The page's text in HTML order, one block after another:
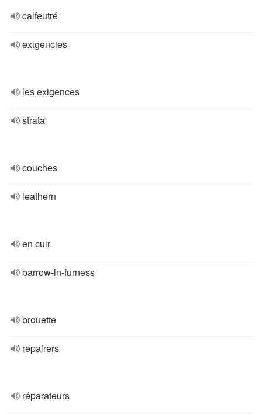
calfeutré
exigencies
les exigences
strata
couches
leathern
en cuir
barrow-in-furness
brouette
repairers
réparateurs